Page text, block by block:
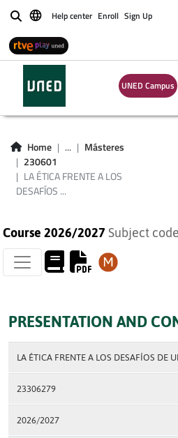
BuscarHelp center Enroll Sign Up
UNED Campus
Home ...
Másteres
230601
LA ÉTICA FRENTE A LOS
DESAFÍOS ...
LA ÉTICA
LOS
UN MUNDO
Course 2026/2027 Subject
PRESENTATION AND
LA ÉTICA FRENTE A LOS DESAFÍOS DE
23306279
2026/2027